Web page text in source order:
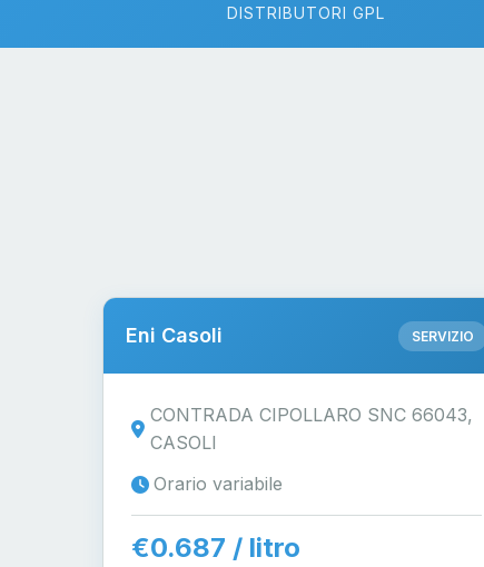
DISTRIBUTORI GPL
Eni Casoli SERVIZIO
CONTRADA CIPOLLARO SNC 66043,
CASOLI
Orario variabile
€0.687 / litro